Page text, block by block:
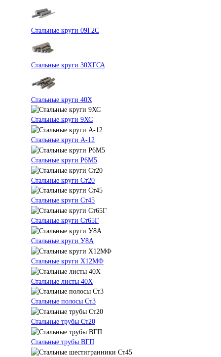
Стальные круги 09Г2С
Стальные круги 30ХГСА
Стальные круги 40Х
Стальные круги 9ХС
Стальные круги А-12
Стальные круги Р6М5
Стальные круги Ст20
Стальные круги Ст45
Стальные круги Ст65Г
Стальные круги У8А
Стальные круги Х12МФ
Стальные листы 40Х
Стальные полосы Ст3
Стальные трубы Ст20
Стальные трубы ВГП